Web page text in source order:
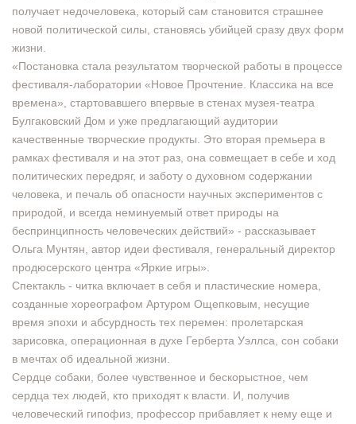
получает недочеловека, который сам становится страшнее
новой политической силы, становясь убийцей сразу двух форм
жизни.
«Постановка стала результатом творческой работы в процессе
фестиваля-лаборатории «Новое Прочтение. Классика на все
времена», стартовавшего впервые в стенах музея-театра
Булгаковский Дом и уже предлагающий аудитории
качественные творческие продукты. Это вторая премьера в
рамках фестиваля и на этот раз, она совмещает в себе и ход
политических передряг, и заботу о духовном содержании
человека, и печаль об опасности научных экспериментов с
природой, и всегда неминуемый ответ природы на
беспринципность человеческих действий» - рассказывает
Ольга Мунтян, автор идеи фестиваля, генеральный директор
продюсерского центра «Яркие игры».
Спектакль - читка включает в себя и пластические номера,
созданные хореографом Артуром Ощепковым, несущие
время эпохи и абсурдность тех перемен: пролетарская
зарисовка, операционная в духе Герберта Уэллса, сон собаки
в мечтах об идеальной жизни.
Сердце собаки, более чувственное и бескорыстное, чем
сердца тех людей, кто приходят к власти. И, получив
человеческий гипофиз, профессор прибавляет к нему еще и